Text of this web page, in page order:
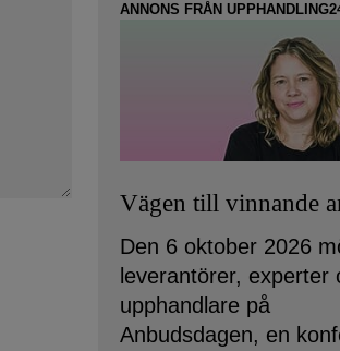
ANNONS FRÅN
Vägen till vinnande
Den 6 oktober 2026
leverantörer, experter
upphandlare på
Anbudsdagen, en